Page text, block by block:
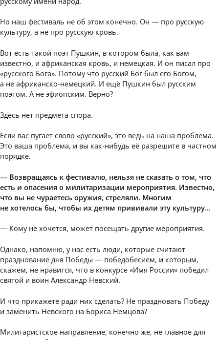
Но наш фестиваль не об этом конечно. Он — про русскую
культуру, а не про русскую кровь.
Вот есть такой поэт Пушкин, в котором была, как вам
известно, и африканская кровь, и немецкая. И он писал про
«русского Бога». Потому что русский Бог был его Богом,
а не африканско-немецкий. И ещё Пушкин был русским
поэтом. А не эфиопским. Верно?
Здесь нет предмета спора.
Если вас пугает слово «русский», это ведь на наша проблема.
Это ваша проблема, и вы как-нибудь её разрешите в частном
порядке.
— Возвращаясь к фестивалю, нельзя не сказать о том, что
есть и опасения о милитаризации мероприятия. Известно,
что вы не чураетесь оружия, стреляли. Многим
не хотелось бы, чтобы их детям прививали эту культуру…
— Кому не хочется, может посещать другие мероприятия.
Однако, напомню, у нас есть люди, которые считают
празднование дня Победы — победобесием, и которым,
скажем, не нравится, что в конкурсе «Имя России» победил
святой и воин Александр Невский.
И что прикажете ради них сделать? Не праздновать Победу
и заменить Невского на Бориса Немцова?
Милитаристское направление, конечно же, не главное для